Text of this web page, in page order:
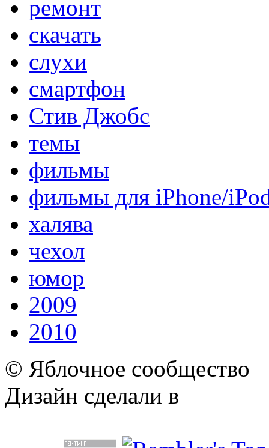
ремонт
скачать
слухи
смартфон
Стив Джобс
темы
фильмы
фильмы для iPhone/
халява
чехол
юмор
2009
2010
© Яблочное сообщество
Дизайн сделали в